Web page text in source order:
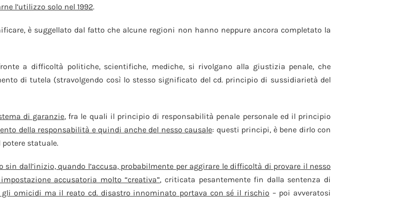
l’utilizzo solo nel 1992.
è suggellato dal fatto che alcune regioni non hanno neppure ancora completato la
a difficoltà politiche, scientifiche, mediche, si rivolgano alla giustizia penale, che
di tutela (stravolgendo così lo stesso significato del cd. principio di sussidiarietà del
di garanzie, fra le quali il principio di responsabilità penale personale ed il principio
della responsabilità e quindi anche del nesso causale: questi principi, è bene dirlo con
statuale.
dall’inizio, quando l’accusa, probabilmente per aggirare le difficoltà di provare il nesso
accusatoria molto “creativa”, criticata pesantemente fin dalla sentenza di
omicidi ma il reato cd. disastro innominato portava con sé il rischio – poi avveratosi